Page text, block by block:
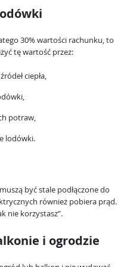
30% wartości rachunku, to
tę wartość przez:
ciepła,
potraw,
lodówki.
być stale podłączone do
również pobiera prąd.
nie korzystasz”.
i ogrodzie